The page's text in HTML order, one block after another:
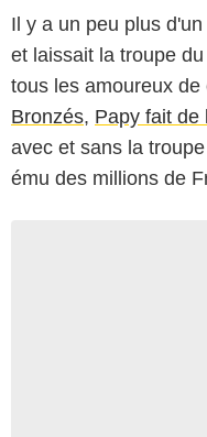
Il y a un peu plus d'un
et laissait la troupe
tous les amoureux
Bronzés, Papy fait de
avec et sans la
ému des millions de